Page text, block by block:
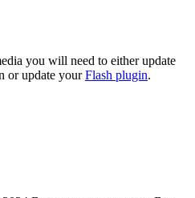
you will need to either update
or update yourFlash plugin.